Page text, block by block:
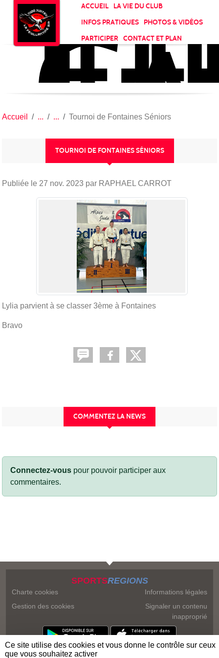
ACCUEIL
LA VIE DU CLUB
INFOS PRATIQUES
PHOTOS & VIDÉOS
PARTICIPER
CONTACT ET PLAN
LA
Accueil Tournoi de Fontaines Séniors
TOURNOI DE FONTAINES SÉNIORS
Publiée le 27 nov. 2023 par RAPHAEL CARROT
Lylia parvient à se classer 3ème à Fontaines
Bravo
COMMENTEZ LA NEWS
Connectez-vous pour pouvoir participer aux
commentaires.
SPORTSREGIONS
Charte cookies
Gestion des cookies
Informations légales
Signaler un contenu
inapproprié
Panneau de gestion des cookies
Ce site utilise des cookies et vous donne le contrôle sur ceux
que vous souhaitez activer